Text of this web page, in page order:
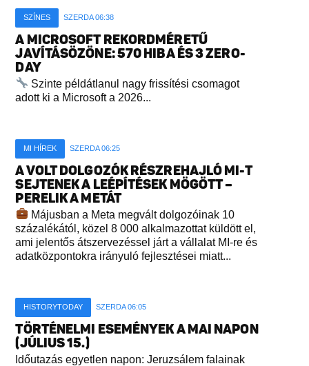
SZÍNES SZERDA 06:38
A MICROSOFT REKORDMÉRETŰ
JAVÍTÁSÖZÖNE: 570 HIBA ÉS 3 ZERO-
DAY
Szinte példátlanul nagy frissítési csomagot
adott ki a Microsoft a 2026...
MI HÍREK SZERDA 06:25
A VOLT DOLGOZÓK RÉSZREHAJLÓ MI-T
SEJTENEK A LEÉPÍTÉSEK MÖGÖTT –
PERELIK A METÁT
Májusban a Meta megvált dolgozóinak 10
százalékától, közel 8 000 alkalmazottat küldött el,
ami jelentős átszervezéssel járt a vállalat MI-re és
adatközpontokra irányuló fejlesztései miatt...
HISTORYTODAY SZERDA 06:05
TÖRTÉNELMI ESEMÉNYEK A MAI NAPON
(JÚLIUS 15.)
Időutazás egyetlen napon: Jeruzsálem falainak